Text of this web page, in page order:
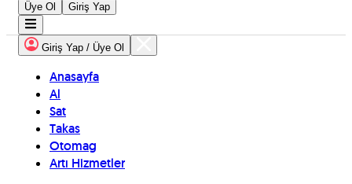
Üye Ol Giriş Yap
Giriş Yap / Üye Ol
Anasayfa
Al
Sat
Takas
Otomag
Artı Hizmetler